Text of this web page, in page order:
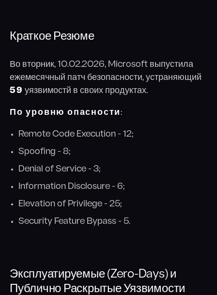
Краткое Резюме
Во вторник, 10.02.2026, Microsoft выпустила
ежемесячный патч безопасности, устраняющий
59 уязвимостй в своих продуктах.
По уровню опасности:
Remote Code Execution - 12;
Spoofing - 8;
Denial of Service - 3;
Information Disclosure - 6;
Elevation of Privilege - 25;
Security Feature Bypass - 5.
Эксплуатируемые (Zero-Days) и
Публично Раскрытые Уязвимости